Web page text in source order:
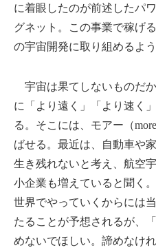
に着眼したのが前述したパ
グネット。この事業で稼げ
の宇宙開発に取り組めるよ
宇宙は果てしないものだ
に「より遠く」「より速く
る。そこには、モアー（
ばせる。最近は、自動車や
生き残れないと考え、航空
小企業も増えていると聞く
世界でやっていくからには
たることが予想されるが、
めないでほしい。諦めなけ